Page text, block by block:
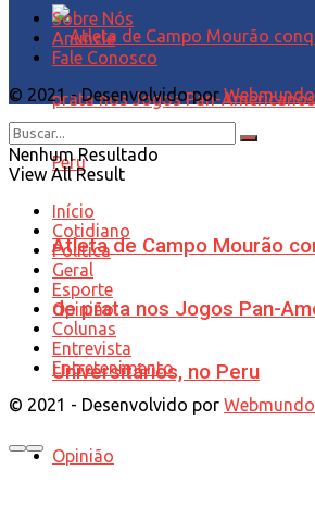
Atleta de Campo Mourão
de prata nos Jogos Pan-
Universitários, no Peru
Opinião
Sobre Nós
Anuncie
Fale Conosco
© 2021 - Desenvolvido por
Nenhum Resultado
View All Result
Início
Cotidiano
Política
Geral
Esporte
Opinião
Colunas
Entrevista
Entretenimento
© 2021 - Desenvolvido por